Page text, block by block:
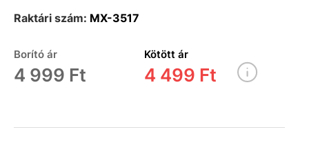
Raktári szám: MX-3517
Borító ár
4 999 Ft
Kötött ár
4 499 Ft